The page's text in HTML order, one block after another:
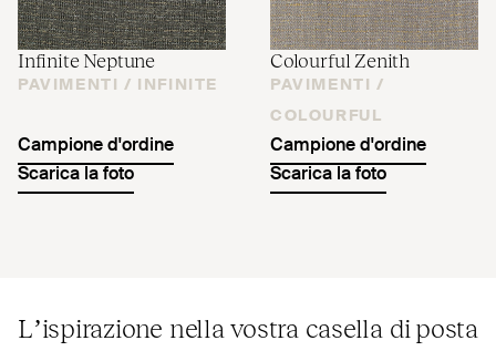
Infinite Neptune
PAVIMENTI / INFINITE
Campione d'ordine
Scarica la foto
Colourful Zenith
PAVIMENTI /
COLOURFUL
Campione d'ordine
Scarica la foto
L’ispirazione nella vostra casella di posta